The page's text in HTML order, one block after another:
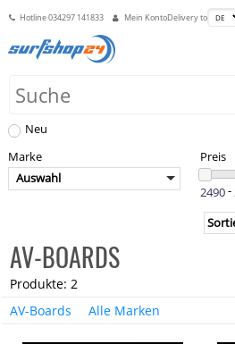
Hotline034297 141833 Mein KontoDelivery to
Neu
Marke
Auswahl
Preis
-
AV-BOARDS
Produkte: 2
AV-Boards
Alle Marken